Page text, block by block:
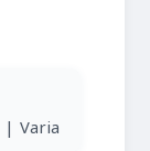
| Varia